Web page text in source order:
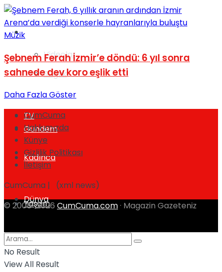
Videolar
Gündem
Yaşam
Yaşam
Sağlık
TV
Kadınca
Dünya
Türkiye
Müzik
Şebnem Ferah İzmir’e döndü: 6 yıl sonra
sahnede dev koro eşlik etti
Daha Fazla Göster
CumCuma
Hakkımızda
Künye
Gizlilik Politikası
İletişim
CumCuma | (xml news)
© 2008-2026 CumCuma.com · Magazin Gazeteniz
No Result
View All Result